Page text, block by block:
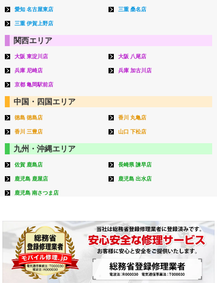
愛知 名古屋東店 三重 桑名店
三重 伊賀上野店
関西エリア
大阪 東淀川店 大阪 八尾店
兵庫 尼崎店 兵庫 加古川店
京都 亀岡駅前店
中国・四国エリア
徳島 徳島店 香川 丸亀店
香川 三豊店 山口 下松店
九州・沖縄エリア
佐賀 鹿島店 長崎県 諫早店
鹿児島 鹿屋店 鹿児島 出水店
鹿児島 南さつま店